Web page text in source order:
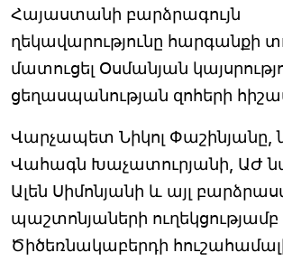
Հայաստանի բարձրագույն
ղեկավարությունը հարգանքի
մատուցել Օսմանյան
ցեղասպանության զոհերի
Վարչապետ Նիկոլ
Վահագն Խաչատուրյանի, ԱԺ
Ալեն Սիմոնյանի և այլ
պաշտոնյաների ուղեկցությամբ
Ծիծեռնակաբերդի